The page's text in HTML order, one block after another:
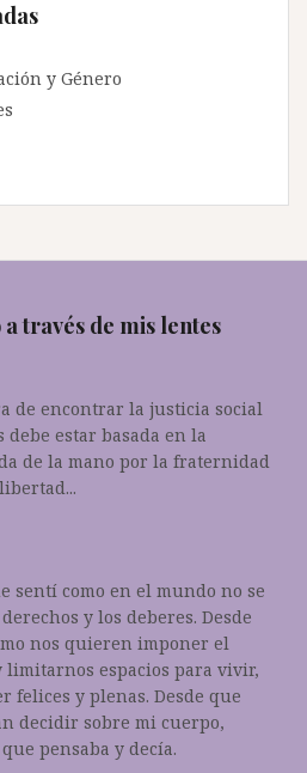
y Género
través de mis lentes
de encontrar la justicia social
debe estar basada en la
de la mano por la fraternidad
sentí como en el mundo no se
y los deberes. Desde
nos quieren imponer el
limitarnos espacios para vivir,
felices y plenas. Desde que
decidir sobre mi cuerpo,
pensaba y decía.